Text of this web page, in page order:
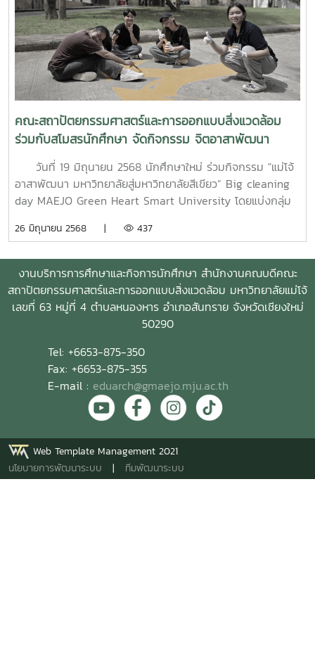
ดอนชัยป่าตึงงาม (วัดแม่แก้ดน้อย) ในการนี้ ท่านพระครูวิศาล
จริยคุณ เจ้าอาวาสศรีดอนชัยป่าตึงงาม (วัดแม่แก้ดน้อย) ได้
กล่าวต้อนรับ และให้พรแก่นักศึกษาใหม่ เพื่อความเป็นสิริมงคล
คณะสถาปัตยกรรมศาสตร์และการออกแบบสิ่งแวดล้อม
ร่วมกับสโมสรนักศึกษา จัดกิจกรรม จิตอาสาพัฒนา
มหาวิทยาลัย Big cleaning day MAEJO Green Heart
Smart University
วันที่ 19 มิถุนายน 2568 นักศึกษาใหม่ ร่วมกิจกรรม "แม่โจ้
อาสาพัฒนา มหาวิทยาลัยสู่มหาวิทยาลัยสีเขียว” Big cleaning
day MAEJO Green Heart Smart University โดยแบ่งกลุ่ม
นักศึกษามีจิตอาสา มีส่วนร่วมในการดูแล พัฒนามหาวิทยาลัย
มหาวิทยาลัยสีเขียว ทั้งนี้ ได้รับการสนับสนุน สีทาถนน จาก
บริษัท ทีโอเอ เพ้นท์ (ประเทศไทย) จำกัด (มหาชน) ส่งมอบโดย
คุณรัชพล ชวนทิวรรธ์น (ผู้จัดการขาย เขตเหนือ1), คุณประสิทธิ
พงษ์ ขวัญทอง (ผู้แทนขาย เขตเหนือ1), คุณโสรัฐ ภูเนาว์นิล
เขตเหนือ1) และคุณธีราภรณ์ จรดล (ประสานงานโครงการภาค
เหนือ) จาก บริษัท ทีโอเอ เพ้นท์ (ประเทศไทย) จำกัด (มหาชน)
ตัวแทนรับมอบ โดย อาจารย์ ดร.ทำเนียบ อุฬารกุล, ผู้ช่วย
ศาสตราจารย์พันธ์ศักดิ์ ภักดี รองคณบดี และนางสาวณัฎฐธิดา
สุขมะโน นายกสโมสรนักศึกษาฯ ประจำปี 2568 เป็นตัวแทนรับ
มอบ ณ คณะสถาปัตยกรรมศาสตร์และการออกแบบสิ่งแวดล้อม
มหาวิทยาลัยแม่โจ้ ภายใต้โครงการพัฒนาศักยภาพนักศึกษาใหม่
ประจำปี 2568
26 มิถุนายน 2568 | 437
งานบริการการศึกษาและกิจการนักศึกษา สำนักงานคณบดีคณะ
สถาปัตยกรรมศาสตร์และการออกแบบสิ่งแวดล้อม มหาวิทยาลัยแม่โจ้
เลขที่ 63 หมู่ที่ 4 ตำบลหนองหาร อำเภอสันทราย จังหวัดเชียงใหม่
50290
Tel: +6653-875-350
Fax: +6653-875-355
E-mail : eduarch@gmaejo.mju.ac.th
Web Template Management 2021
นโยบายการพัฒนาระบบ | ทีมพัฒนาระบบ